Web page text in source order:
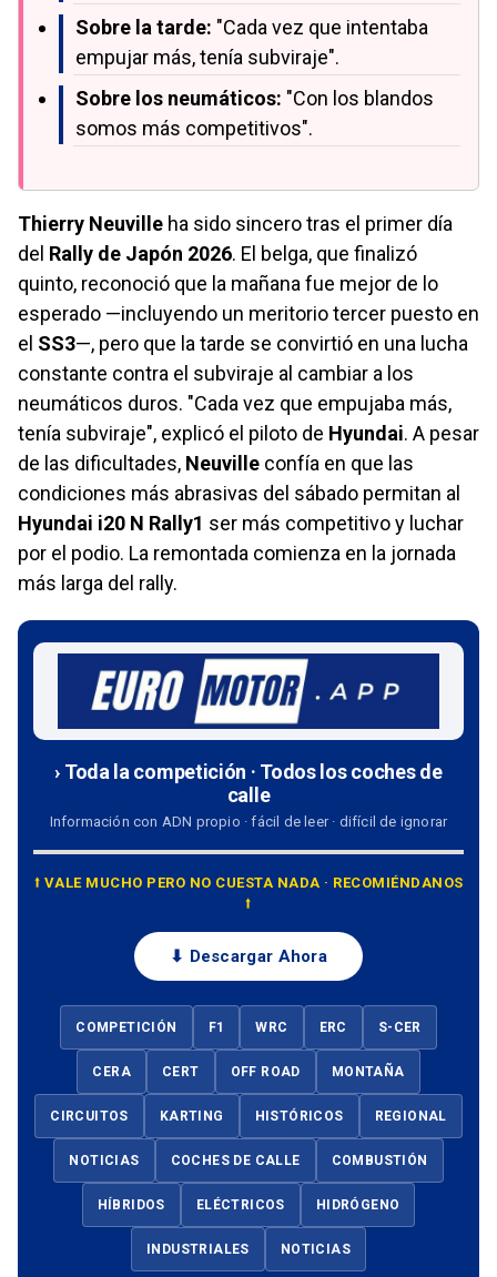
Sobre la tarde: "Cada vez que intentaba
empujar más, tenía subviraje".
Sobre los neumáticos: "Con los blandos
somos más competitivos".
Thierry Neuville ha sido sincero tras el primer día
del Rally de Japón 2026. El belga, que finalizó
quinto, reconoció que la mañana fue mejor de lo
esperado —incluyendo un meritorio tercer puesto en
el SS3—, pero que la tarde se convirtió en una lucha
constante contra el subviraje al cambiar a los
neumáticos duros. "Cada vez que empujaba más,
tenía subviraje", explicó el piloto de Hyundai. A pesar
de las dificultades, Neuville confía en que las
condiciones más abrasivas del sábado permitan al
Hyundai i20 N Rally1 ser más competitivo y luchar
por el podio. La remontada comienza en la jornada
más larga del rally.
› Toda la competición · Todos los coches de
calle
Información con ADN propio · fácil de leer · difícil de ignorar
⭡ VALE MUCHO PERO NO CUESTA NADA · RECOMIÉNDANOS
⭡
⬇ Descargar Ahora
COMPETICIÓN F1 WRC ERC S-CER
CERA CERT OFF ROAD MONTAÑA
CIRCUITOS KARTING HISTÓRICOS REGIONAL
NOTICIAS COCHES DE CALLE COMBUSTIÓN
HÍBRIDOS ELÉCTRICOS HIDRÓGENO
INDUSTRIALES NOTICIAS